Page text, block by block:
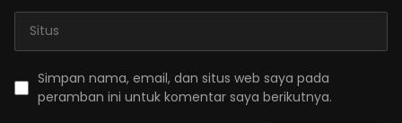
Simpan nama, email, dan situs web saya pada
peramban ini untuk komentar saya berikutnya.